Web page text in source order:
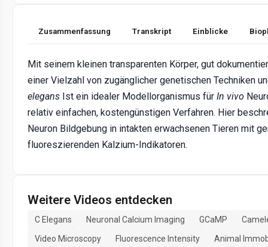
Zusammenfassung Transkript Einblicke
Mit seinem kleinen transparenten Körper, gut
einer Vielzahl von zugänglicher genetischen Techniken
elegans Ist ein idealer Modellorganismus für In vivo
relativ einfachen, kostengünstigen Verfahren. Hier
Neuron Bildgebung in intakten erwachsenen Tieren mit
fluoreszierenden Kalzium-Indikatoren.
Weitere Videos entdecken
C Elegans Neuronal Calcium Imaging GCaMP
Video Microscopy
Fluorescence Intensity
Animal